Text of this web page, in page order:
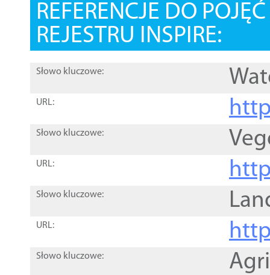
REFERENCJE DO
REJESTRU INSPIRE:
Słowo kluczowe:
URL:
Słowo kluczowe:
URL:
Słowo kluczowe:
URL:
Słowo kluczowe: